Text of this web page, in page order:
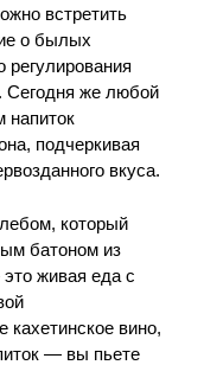
встретить
о былых
регулирования
Сегодня же любой
напиток
подчеркивая
вкуса.
который
батоном из
живая еда с
вино,
— вы пьете